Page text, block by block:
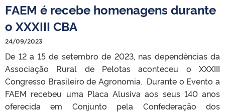
TELEFONES
FAEM é recebe homenagens durante
o XXXIII CBA
24/09/2023
De 12 a 15 de setembro de 2023, nas dependências da
Associação Rural de Pelotas aconteceu o XXXIII
Congresso Brasileiro de Agronomia. Durante o Evento a
FAEM recebeu uma Placa Alusiva aos seus 140 anos
oferecida em Conjunto pela Confederação dos